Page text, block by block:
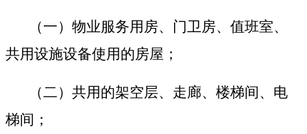
（一）物业服务用房、门卫房、值班室、
共用设施设备使用的房屋；
（二）共用的架空层、走廊、楼梯间、电
梯间；